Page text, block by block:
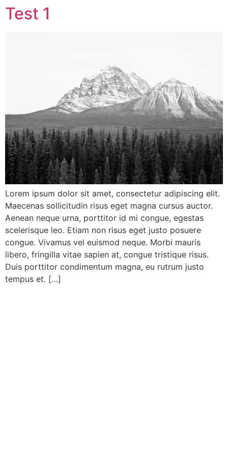
Test 1
Lorem ipsum dolor sit amet, consectetur adipiscing elit.
Maecenas sollicitudin risus eget magna cursus auctor.
Aenean neque urna, porttitor id mi congue, egestas
scelerisque leo. Etiam non risus eget justo posuere
congue. Vivamus vel euismod neque. Morbi mauris
libero, fringilla vitae sapien at, congue tristique risus.
Duis porttitor condimentum magna, eu rutrum justo
tempus et. […]